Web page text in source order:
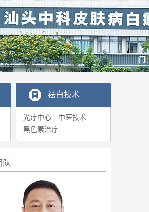
袪白技术
光疗中心
中医技术
黑色素治疗
队